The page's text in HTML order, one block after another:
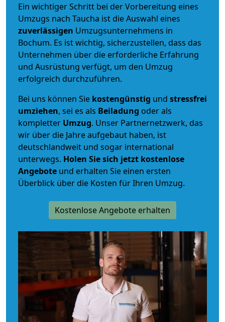
Ein wichtiger Schritt bei der Vorbereitung eines
Umzugs nach Taucha ist die Auswahl eines
zuverlässigen Umzugsunternehmens in
Bochum. Es ist wichtig, sicherzustellen, dass das
Unternehmen über die erforderliche Erfahrung
und Ausrüstung verfügt, um den Umzug
erfolgreich durchzuführen.
Bei uns können Sie kostengünstig und stressfrei
umziehen, sei es als Beiladung oder als
kompletter Umzug. Unser Partnernetzwerk, das
wir über die Jahre aufgebaut haben, ist
deutschlandweit und sogar international
unterwegs. Holen Sie sich jetzt kostenlose
Angebote und erhalten Sie einen ersten
Überblick über die Kosten für Ihren Umzug.
Kostenlose Angebote erhalten